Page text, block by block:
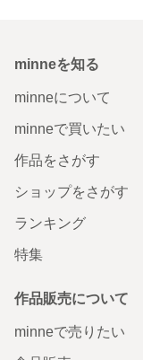
minneを知る
minneについて
minneで買いたい
作品をさがす
ショップをさがす
ランキング
特集
作品販売について
minneで売りたい